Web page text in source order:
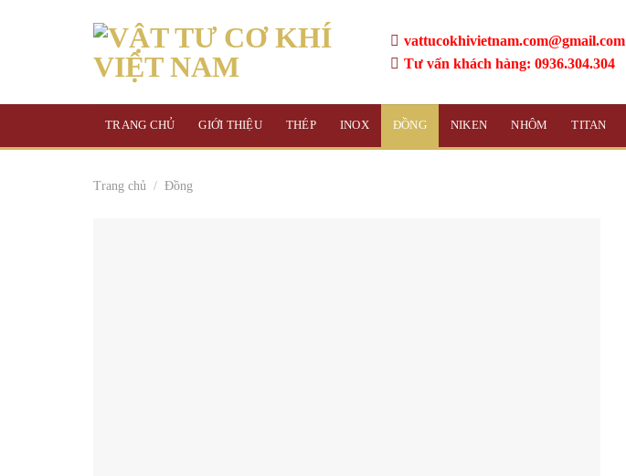
vattucokhivietnam.com@gmail.com
Tư vấn khách hàng: 0936.304.304
TRANG CHỦ GIỚI THIỆU THÉP INOX ĐỒNG NIKEN NHÔM TITAN
Trang chủ / Đồng